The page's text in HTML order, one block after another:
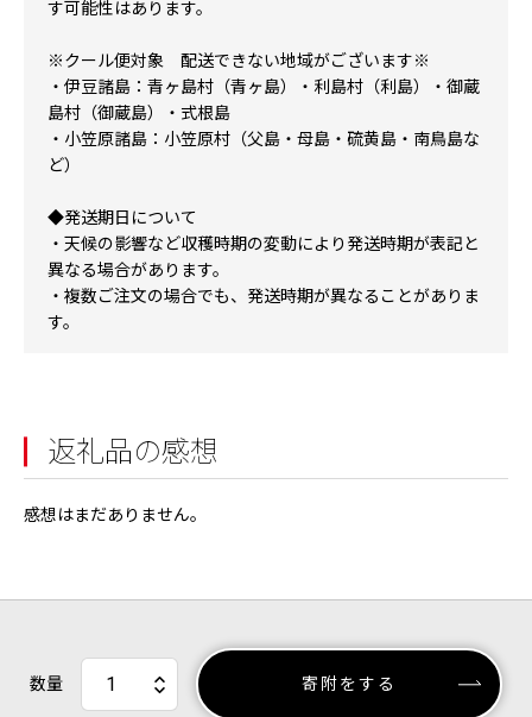
す可能性はあります。
※クール便対象 配送できない地域がございます※
・伊豆諸島：青ヶ島村（青ヶ島）・利島村（利島）・御蔵
島村（御蔵島）・式根島
・小笠原諸島：小笠原村（父島・母島・硫黄島・南鳥島な
ど）
◆発送期日について
・天候の影響など収穫時期の変動により発送時期が表記と
異なる場合があります。
・複数ご注文の場合でも、発送時期が異なることがありま
す。
返礼品の感想
感想はまだありません。
数量 寄附をする